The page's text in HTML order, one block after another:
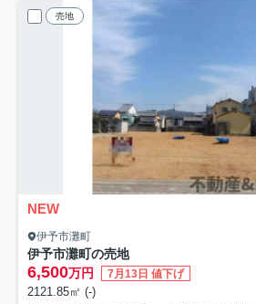
売地
NEW
伊予市灘町
伊予市灘町の売地
6,500万円 7月13日 値下げ
2121.85㎡ (-)